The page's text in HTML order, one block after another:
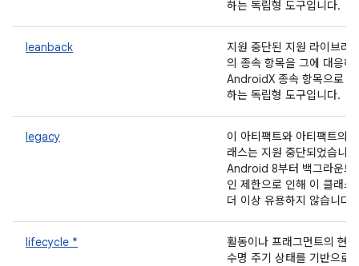
하는 독립형 도구입니다.
leanback
지원 중단된 지원 라이브러
의 종속 항목을 그에 대응하
AndroidX 종속 항목으로
하는 독립형 도구입니다.
legacy
이 아티팩트와 아티팩트의
래스는 지원 중단되었습니
Android 8부터 백그라운드
인 제한으로 인해 이 클래스
더 이상 유용하지 않습니다.
lifecycle *
활동이나 프래그먼트의 현재
수명 주기 상태를 기반으로